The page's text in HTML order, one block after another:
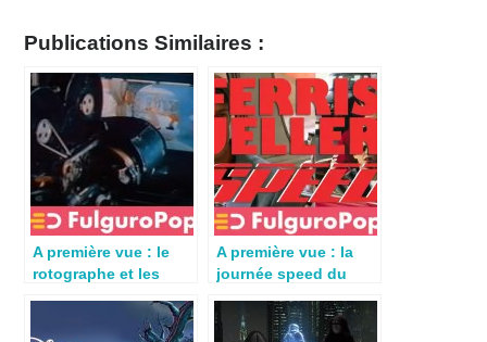
Publications Similaires :
A première vue : le
rotographe et les
A première vue : la
journée speed du